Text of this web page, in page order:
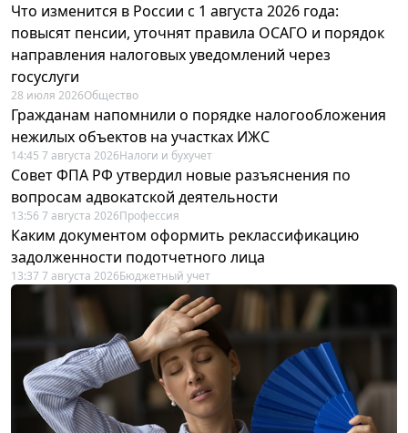
Что изменится в России с 1 августа 2026 года:
повысят пенсии, уточнят правила ОСАГО и порядок
направления налоговых уведомлений через
госуслуги
28 июля 2026Общество
Гражданам напомнили о порядке налогообложения
нежилых объектов на участках ИЖС
14:45 7 августа 2026Налоги и бухучет
Совет ФПА РФ утвердил новые разъяснения по
вопросам адвокатской деятельности
13:56 7 августа 2026Профессия
Каким документом оформить реклассификацию
задолженности подотчетного лица
13:37 7 августа 2026Бюджетный учет